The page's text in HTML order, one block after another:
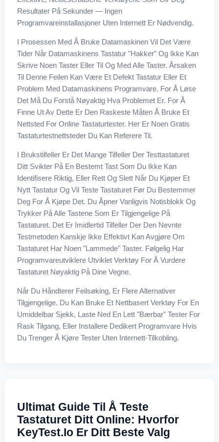
Resultater På Sekunder — Ingen
Programvareinstallasjoner Uten Internett Er Nødvendig.
I Prosessen Med Å Bruke Datamaskinen Vil Det Være
Tider Når Datamaskinens Tastatur "hakker" Og Ikke Kan
Skrive Noen Taster Eller Til Og Med Alle Taster. Årsaken
Til Denne Feilen Kan Være Et Defekt Tastatur Eller Et
Problem Med Datamaskinens Programvare. For Å Løse
Det Må Du Forstå Nøyaktig Hva Problemet Er. For Å
Finne Ut Av Dette Er Den Raskeste Måten Å Bruke Et
Nettsted For Online Tastaturtester. Her Er Noen Gratis
Tastaturtestnettsteder Du Kan Referere Til.
I Brukstilfeller Er Det Mange Tilfeller Der Testtastaturet
Ditt Svikter På En Bestemt Tast Som Du Ikke Kan
Identifisere Riktig, Eller Rett Og Slett Når Du Kjøper Et
Nytt Tastatur Og Vil Teste Tastaturet Før Du Bestemmer
Deg For Å Kjøpe Det. Du Åpner Vanligvis Notisblokk Og
Trykker På Alle Tastene Som Er Tilgjengelige På
Tastaturet. Det Er Imidlertid Tilfeller Der Den Nevnte
Testmetoden Kanskje Ikke Effektivt Kan Avgjøre Om
Tastaturet Har Noen "lammede" Taster. Følgelig Har
Programvareutviklere Utviklet Verktøy For Å Vurdere
Tastaturet Nøyaktig På Dine Vegne.
Når Du Håndterer Feilsøking, Er Flere Alternativer
Tilgjengelige. Du Kan Bruke Et Nettbasert Verktøy For En
Umiddelbar Sjekk, Laste Ned En Lett "bærbar" Tester For
Rask Tilgang, Eller Installere Dedikert Programvare Hvis
Du Trenger Å Kjøre Tester Uten Internett-Tilkobling.
Ultimat Guide Til Å Teste
Tastaturet Ditt Online: Hvorfor
KeyTest.io Er Ditt Beste Valg